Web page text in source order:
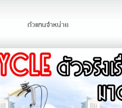
ตัวแทนจำหน่าย